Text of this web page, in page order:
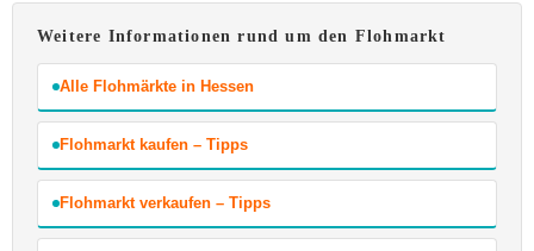
Weitere Informationen rund um den Flohmarkt
Alle Flohmärkte in Hessen
Flohmarkt kaufen – Tipps
Flohmarkt verkaufen – Tipps